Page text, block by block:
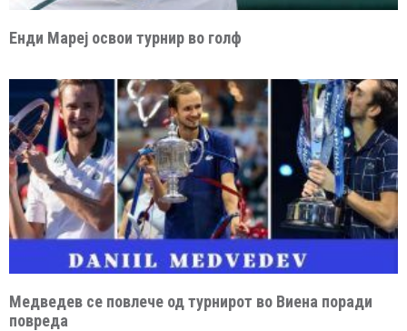
Енди Мареј освои турнир во голф
Медведев се повлече од турнирот во Виена поради
повреда